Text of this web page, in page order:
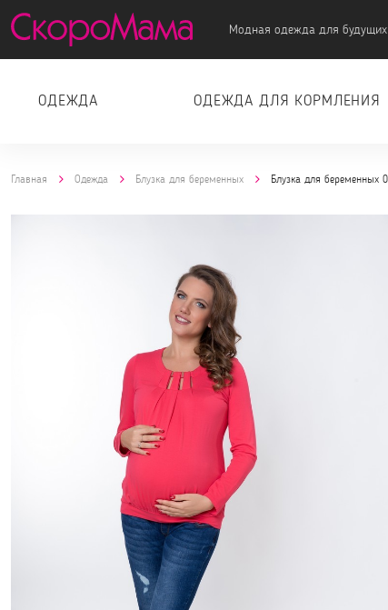
Модная одежда для
ОДЕЖДА ОДЕЖДА ДЛЯ КОРМЛЕНИЯ
Главная Одежда Блузка для беременных Блузка для беременных